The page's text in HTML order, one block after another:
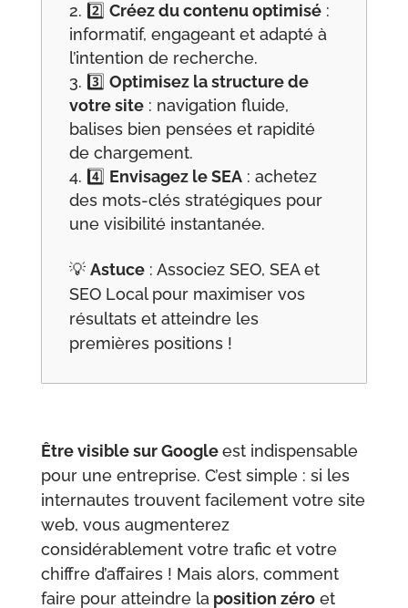
2️⃣ Créez du contenu optimisé:
informatif, engageant et adapté à
l’intention de recherche.
3️⃣ Optimisez la structure de
votre site: navigation fluide,
balises bien pensées et rapidité
de chargement.
4️⃣ Envisagez le SEA: achetez
des mots-clés stratégiques pour
une visibilité instantanée.
💡 Astuce: Associez SEO, SEA et
SEO Local pour maximiser vos
résultats et atteindre les
premières positions !
Être visible sur Googleest indispensable
pour une entreprise. C’est simple : si les
internautes trouvent facilement votre site
web, vous augmenterez
considérablement votre trafic et votre
chiffre d’affaires ! Mais alors, comment
faire pour atteindre la position zéroet